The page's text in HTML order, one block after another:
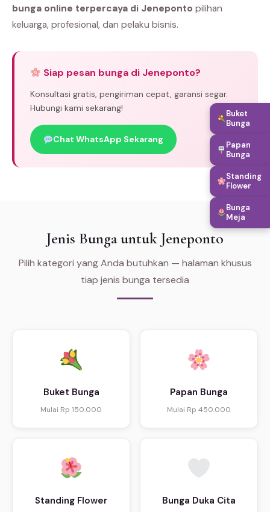
bunga online terpercaya di Jeneponto pilihan
keluarga, profesional, dan pelaku bisnis.
Siap pesan bunga di Jeneponto?
Konsultasi gratis, pengiriman cepat, garansi segar.
Hubungi kami sekarang!
Chat WhatsApp Sekarang
Jenis Bunga untuk Jeneponto
Pilih kategori yang Anda butuhkan — halaman khusus
tiap jenis bunga tersedia
Buket Bunga
Mulai Rp 150.000
Papan Bunga
Mulai Rp 450.000
Standing Flower Bunga Duka Cita
Buket
Bunga
Papan
Bunga
Standing
Flower
Bunga
Meja